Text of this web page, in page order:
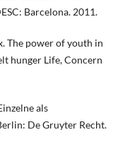
Barcelona. 2011.
The power of youth in
hunger Life, Concern
als
De Gruyter Recht.